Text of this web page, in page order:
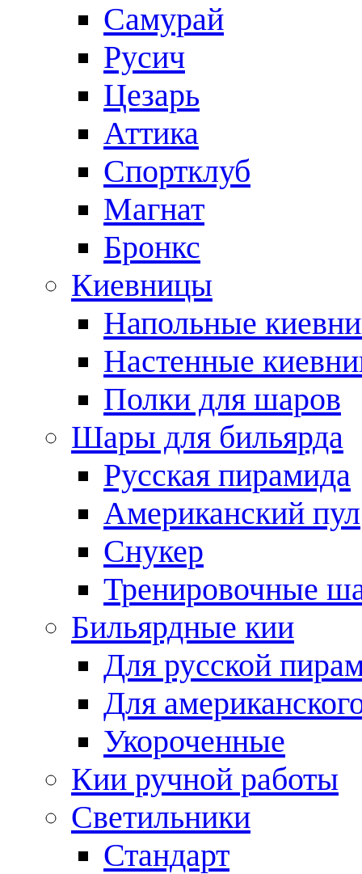
Самурай
Русич
Цезарь
Аттика
Спортклуб
Магнат
Бронкс
Киевницы
Напольные
Настенные
Полки для шаров
Шары для бильярда
Русская пирамида
Американский пул
Снукер
Тренировочные
Бильярдные кии
Для русской
Для
Укороченные
Кии ручной работы
Светильники
Стандарт